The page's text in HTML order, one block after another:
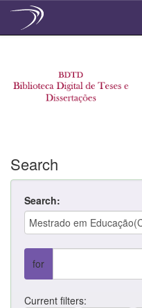
Search
Search:
for
Current filters: